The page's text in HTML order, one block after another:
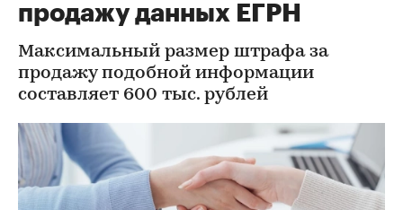
продажу данных ЕГРН
Максимальный размер штрафа за
продажу подобной информации
составляет 600 тыс. рублей